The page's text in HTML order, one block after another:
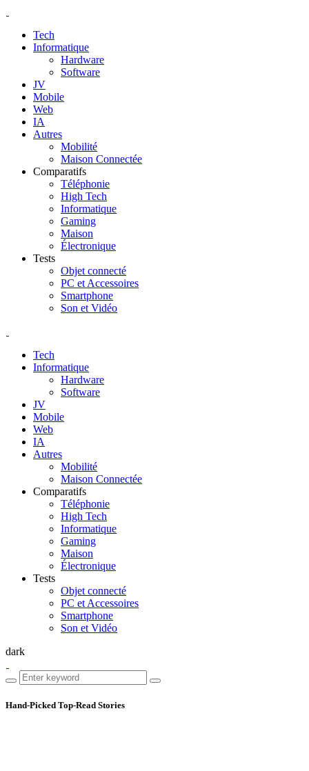
Tech
Informatique
Hardware
Software
JV
Mobile
Web
IA
Autres
Mobilité
Maison Connectée
Comparatifs
Téléphonie
High Tech
Informatique
Gaming
Maison
Électronique
Tests
Objet connecté
PC et Accessoires
Smartphone
Son et Vidéo
Tech
Informatique
Hardware
Software
JV
Mobile
Web
IA
Autres
Mobilité
Maison Connectée
Comparatifs
Téléphonie
High Tech
Informatique
Gaming
Maison
Électronique
Tests
Objet connecté
PC et Accessoires
Smartphone
Son et Vidéo
dark
Hand-Picked Top-Read Stories